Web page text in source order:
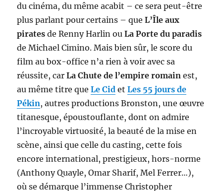
du cinéma, du même acabit – ce sera peut-être
plus parlant pour certains – queL’Île aux
pirates de Renny Harlin ouLa Porte du paradis
de Michael Cimino. Mais bien sûr, le score du
film au box-office n’a rien à voir avec sa
réussite, carLa Chute de l’empire romain est,
au même titre queLe Cid etLes 55 jours de
Pékin, autres productions Bronston, une œuvre
titanesque, époustouflante, dont on admire
l’incroyable virtuosité, la beauté de la mise en
scène, ainsi que celle du casting, cette fois
encore international, prestigieux, hors-norme
(Anthony Quayle, Omar Sharif, Mel Ferrer…),
où se démarque l’immense Christopher